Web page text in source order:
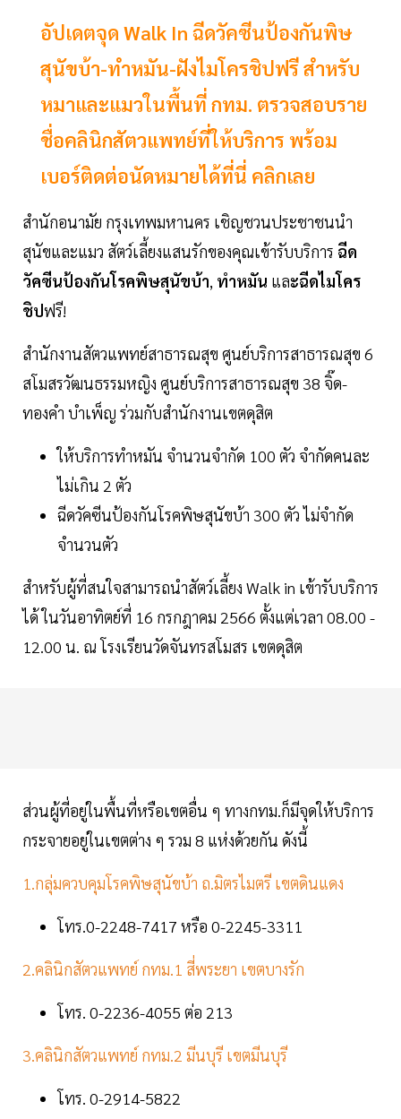
อัปเดตจุด Walk In ฉีดวัคซีนป้องกันพิษ
สุนัขบ้า-ทำหมัน-ฝังไมโครชิปฟรี สำหรับ
หมาและแมวในพื้นที่ กทม. ตรวจสอบราย
ชื่อคลินิกสัตวแพทย์ที่ให้บริการ พร้อม
เบอร์ติดต่อนัดหมายได้ที่นี่ คลิกเลย
สำนักอนามัย กรุงเทพมหานคร เชิญชวนประชาชนนำ
สุนัขและแมว สัตว์เลี้ยงแสนรักของคุณเข้ารับบริการ ฉีด
วัคซีนป้องกันโรคพิษสุนัขบ้า, ทำหมัน และฉีดไมโคร
ชิปฟรี!
สำนักงานสัตวแพทย์สาธารณสุข ศูนย์บริการสาธารณสุข 6
สโมสรวัฒนธรรมหญิง ศูนย์บริการสาธารณสุข 38 จิ๊ด-
ทองคำ บำเพ็ญ ร่วมกับสำนักงานเขตดุสิต
ให้บริการทำหมัน จำนวนจำกัด 100 ตัว จำกัดคนละ
ไม่เกิน 2 ตัว
ฉีดวัคซีนป้องกันโรคพิษสุนัขบ้า 300 ตัว ไม่จำกัด
จำนวนตัว
สำหรับผู้ที่สนใจสามารถนำสัตว์เลี้ยง Walk in เข้ารับบริการ
ได้ ในวันอาทิตย์ที่ 16 กรกฎาคม 2566 ตั้งแต่เวลา 08.00 -
12.00 น. ณ โรงเรียนวัดจันทรสโมสร เขตดุสิต
ส่วนผู้ที่อยู่ในพื้นที่หรือเขตอื่น ๆ ทางกทม.ก็มีจุดให้บริการ
กระจายอยู่ในเขตต่าง ๆ รวม 8 แห่งด้วยกัน ดังนี้
1.กลุ่มควบคุมโรคพิษสุนัขบ้า ถ.มิตรไมตรี เขตดินแดง
โทร.0-2248-7417 หรือ 0-2245-3311
2.คลินิกสัตวแพทย์ กทม.1 สี่พระยา เขตบางรัก
โทร. 0-2236-4055 ต่อ 213
3.คลินิกสัตวแพทย์ กทม.2 มีนบุรี เขตมีนบุรี
โทร. 0-2914-5822